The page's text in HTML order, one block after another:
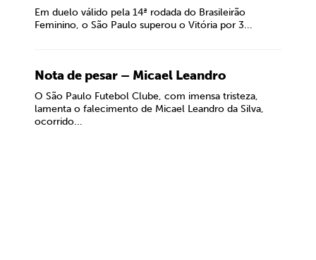
Em duelo válido pela 14ª rodada do Brasileirão
Feminino, o São Paulo superou o Vitória por 3...
Nota de pesar – Micael Leandro
O São Paulo Futebol Clube, com imensa tristeza,
lamenta o falecimento de Micael Leandro da Silva,
ocorrido...